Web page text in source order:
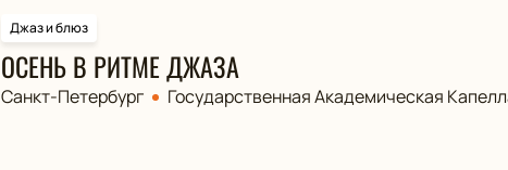
Джаз и блюз
ОСЕНЬ В РИТМЕ ДЖАЗА
Санкт-Петербург Государственная Академическая